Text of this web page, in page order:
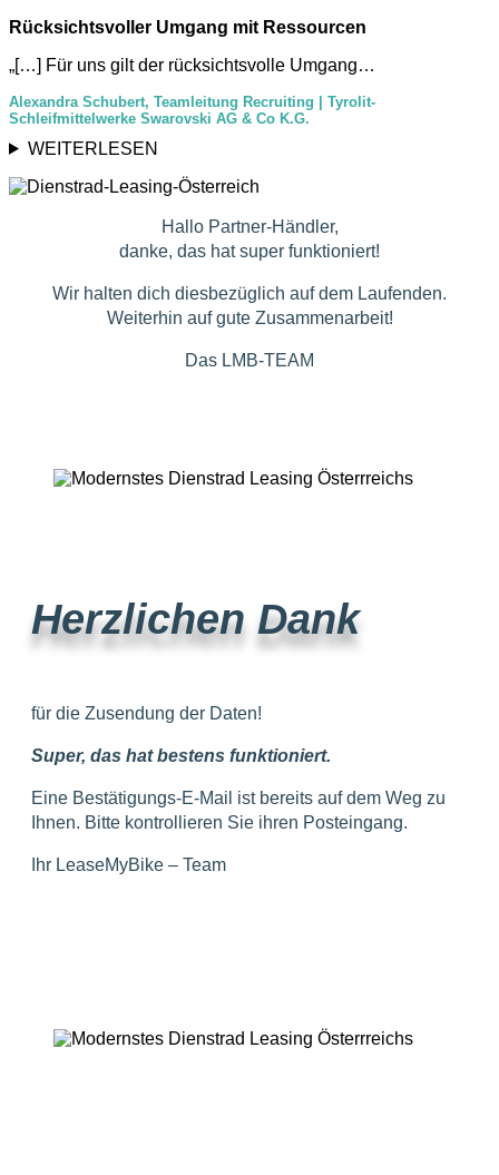
Rücksichtsvoller Umgang mit Ressourcen
„[…] Für uns gilt der rücksichtsvolle Umgang…
Alexandra Schubert, Teamleitung Recruiting | Tyrolit-
Schleifmittelwerke Swarovski AG & Co K.G.
WEITERLESEN
Hallo Partner-Händler,
danke, das hat super funktioniert!
Wir halten dich diesbezüglich auf dem Laufenden.
Weiterhin auf gute Zusammenarbeit!
Das LMB-TEAM
Herzlichen Dank
für die Zusendung der Daten!
Super, das hat bestens funktioniert.
Eine Bestätigungs-E-Mail ist bereits auf dem Weg zu
Ihnen. Bitte kontrollieren Sie ihren Posteingang.
Ihr LeaseMyBike – Team